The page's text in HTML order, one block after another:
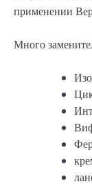
применении
Много